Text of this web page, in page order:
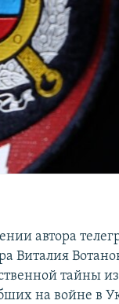
автора
Виталия
тайны
на войне в